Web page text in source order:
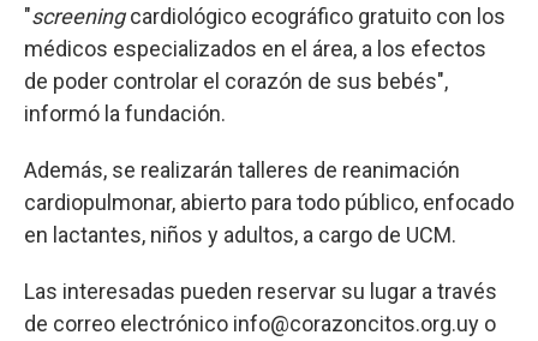
"screeningcardiológico ecográfico gratuito con los
médicos especializados en el área, a los efectos
de poder controlar el corazón de sus bebés",
informó la fundación.
Además, se realizarán talleres de reanimación
cardiopulmonar, abierto para todo público, enfocado
en lactantes, niños y adultos, a cargo de UCM.
Las interesadas pueden reservar su lugar a través
de correo electrónico info@corazoncitos.org.uy o